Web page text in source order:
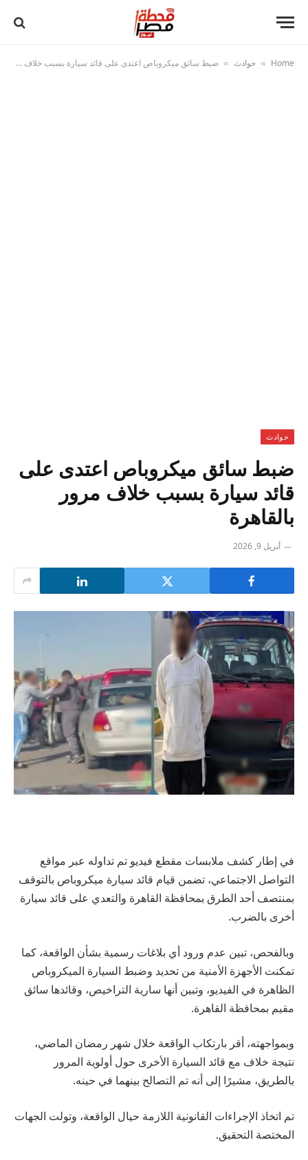
Home
» حوادث » ضبط سائق ميكروباص اعتدى على قائد سيارة بسبب خلاف مرور بالقاهرة
حوادث
ضبط سائق ميكروباص اعتدى على
قائد سيارة بسبب خلاف مرور
بالقاهرة
أبريل 9, 2026
في إطار كشف ملابسات مقطع فيديو تم تداوله عبر مواقع
التواصل الاجتماعي، تضمن قيام قائد سيارة ميكروباص بالتوقف
بمنتصف أحد الطرق بمحافظة القاهرة والتعدي على قائد سيارة
أخرى بالضرب.
وبالفحص، تبين عدم ورود أي بلاغات رسمية بشأن الواقعة، كما
تمكنت الأجهزة الأمنية من تحديد وضبط السيارة الميكروباص
الظاهرة في الفيديو، وتبين أنها سارية التراخيص، وقائدها سائق
مقيم بمحافظة القاهرة.
وبمواجهته، أقر بارتكاب الواقعة خلال شهر رمضان الماضي،
نتيجة خلاف مع قائد السيارة الأخرى حول أولوية المرور
بالطريق، مشيرًا إلى أنه تم التصالح بينهما في حينه.
تم اتخاذ الإجراءات القانونية اللازمة حيال الواقعة، وتولت الجهات
المختصة التحقيق.